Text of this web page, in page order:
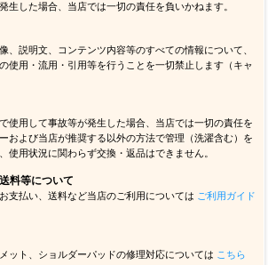
生した場合、当店では一切の責任を負いかねます。
、説明文、コンテンツ内容等のすべての情報について、
使用・流用・引用等を行うことを一切禁止します（キャ
使用して事故等が発生した場合、当店では一切の責任を
および当店が推奨する以外の方法で管理（洗濯含む）を
使用状況に関わらず交換・返品はできません。
料等について
支払い、送料など当店のご利用については ご利用ガイド
ット、ショルダーパッドの修理対応については こちら